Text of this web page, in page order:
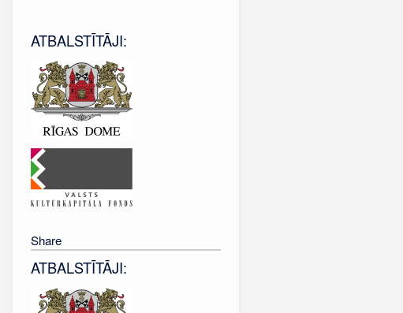
ATBALSTĪTĀJI:
Share
ATBALSTĪTĀJI: